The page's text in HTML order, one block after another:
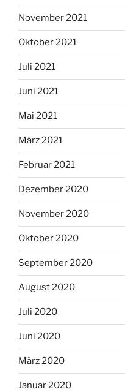
November 2021
Oktober 2021
Juli 2021
Juni 2021
Mai 2021
März 2021
Februar 2021
Dezember 2020
November 2020
Oktober 2020
September 2020
August 2020
Juli 2020
Juni 2020
März 2020
Januar 2020